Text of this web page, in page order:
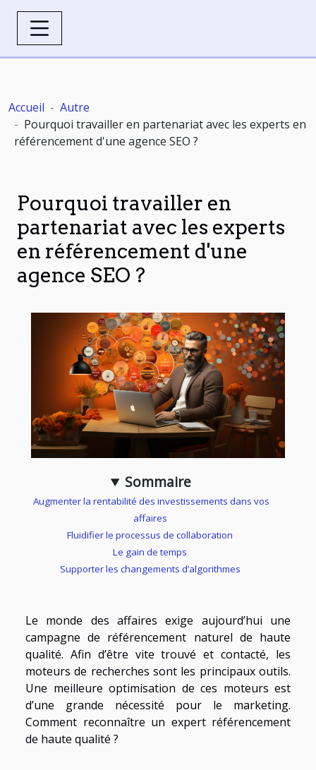
Accueil
Autre
Pourquoi travailler en partenariat avec les experts en
référencement d'une agence SEO ?
Pourquoi travailler en
partenariat avec les experts
en référencement d'une
agence SEO ?
Sommaire
Augmenter la rentabilité des investissements dans vos
affaires
Fluidifier le processus de collaboration
Le gain de temps
Supporter les changements d’algorithmes
Le monde des affaires exige aujourd’hui une
campagne de référencement naturel de haute
qualité. Afin d’être vite trouvé et contacté, les
moteurs de recherches sont les principaux outils.
Une meilleure optimisation de ces moteurs est
d’une grande nécessité pour le marketing.
Comment reconnaître un expert référencement
de haute qualité ?